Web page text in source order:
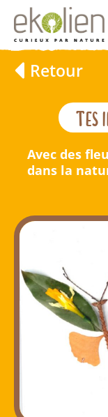
Retour
Tes
Avec des
dans la